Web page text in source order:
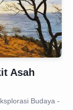
Asah
Budaya -